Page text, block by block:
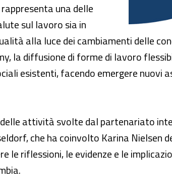
una delle
sul lavoro sia in
alla luce dei cambiamenti delle
la diffusione di forme di lavoro
esistenti, facendo emergere nuovi
attività svolte dal partenariato
che ha coinvolto Karina Nielsen
le riflessioni, le evidenze e le